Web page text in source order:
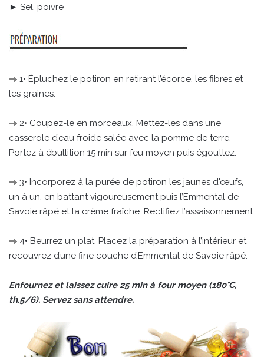
► Sel, poivre
1• Épluchez le potiron en retirant l’écorce, les fibres et
les graines.
2• Coupez-le en morceaux. Mettez-les dans une
casserole d’eau froide salée avec la pomme de terre.
Portez à ébullition 15 min sur feu moyen puis égouttez.
3• Incorporez à la purée de potiron les jaunes d'œufs,
un à un, en battant vigoureusement puis l’Emmental de
Savoie râpé et la crème fraîche. Rectifiez l’assaisonnement.
4• Beurrez un plat. Placez la préparation à l’intérieur et
recouvrez d’une fine couche d’Emmental de Savoie râpé.
Enfournez et laissez cuire 25 min à four moyen (180°C,
th.5/6). Servez sans attendre.